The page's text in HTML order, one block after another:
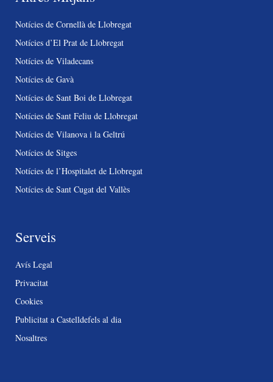
Notícies de Cornellà de Llobregat
Notícies d’El Prat de Llobregat
Notícies de Viladecans
Notícies de Gavà
Notícies de Sant Boi de Llobregat
Notícies de Sant Feliu de Llobregat
Notícies de Vilanova i la Geltrú
Notícies de Sitges
Notícies de l’Hospitalet de Llobregat
Notícies de Sant Cugat del Vallès
Serveis
Avís Legal
Privacitat
Cookies
Publicitat a Castelldefels al dia
Nosaltres